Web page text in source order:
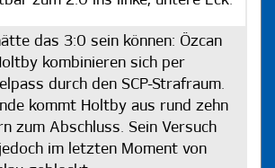
das 3:0 sein können: Özcan
kombinieren sich per
durch den SCP-Strafraum.
kommt Holtby aus rund zehn
zum Abschluss. Sein Versuch
im letzten Moment von